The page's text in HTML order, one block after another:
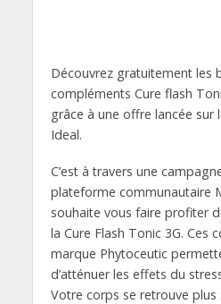
Découvrez gratuitement les
compléments Cure flash
grâce à une offre lancée sur
Ideal.
C’est à travers une
plateforme communautaire
souhaite vous faire profiter
la Cure Flash Tonic 3G. Ces
marque Phytoceutic
d’atténuer les effets du
Votre corps se retrouve plus